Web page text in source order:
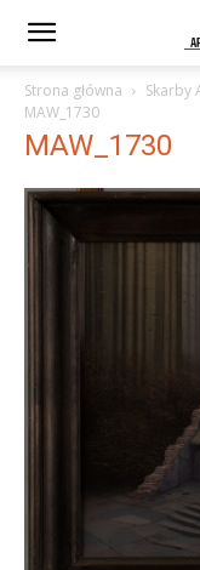
Strona główna
Skarby
MAW_1730
MAW_1730